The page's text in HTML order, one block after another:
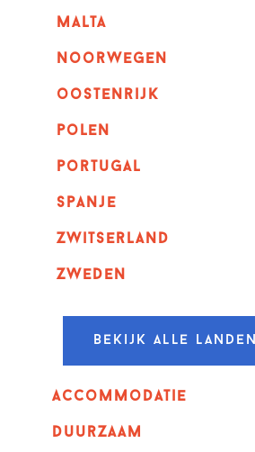
malta
noorwegen
oostenrijk
polen
portugal
spanje
zwitserland
zweden
Bekijk alle landen
Accommodatie
Duurzaam